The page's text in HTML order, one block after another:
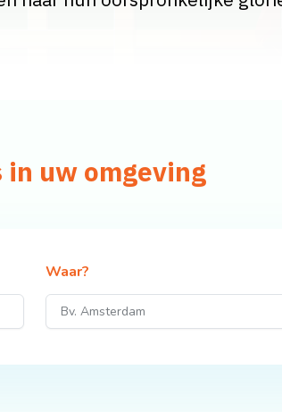
uw omgeving
Waar?